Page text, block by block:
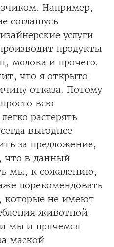
Например,
соглашусь
услуги
продукты
молока и прочего.
что я открыто
отказа. Потому
всю
растерять
выгоднее
за предложение,
что в данный
мы, к сожалению,
порекомендовать
которые не имеют
животной
мы и прячемся
маской